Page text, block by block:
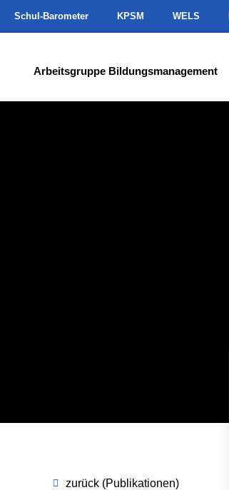
Schul-Barometer KPSM WELS
Arbeitsgruppe Bildungsmanagement
zurück (Publikationen)